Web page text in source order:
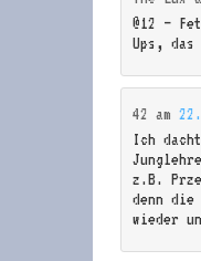
@12 –
Ups,
42 am
Ich
z.B.
denn die
wieder